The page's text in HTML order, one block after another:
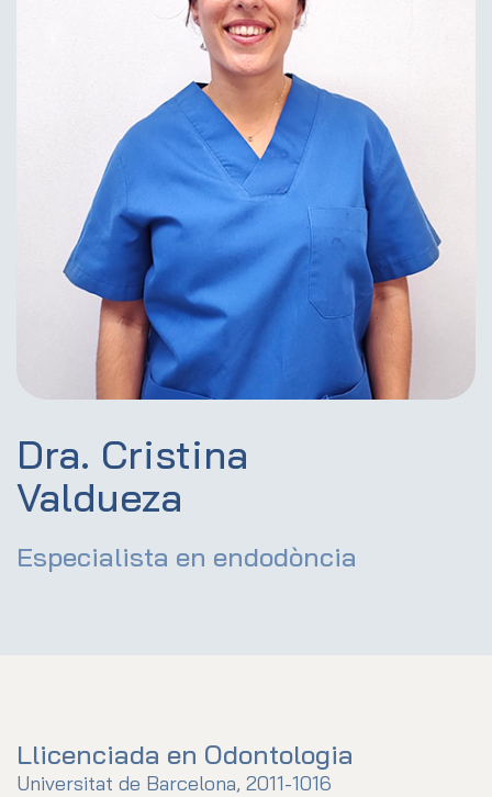
Dra. Cristina
Valdueza
Especialista en endodòncia
Llicenciada en Odontologia
Universitat de Barcelona, 2011-1016